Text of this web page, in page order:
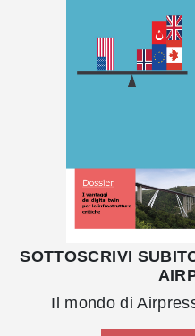
SOTTOSCRIVI
Il mondo di